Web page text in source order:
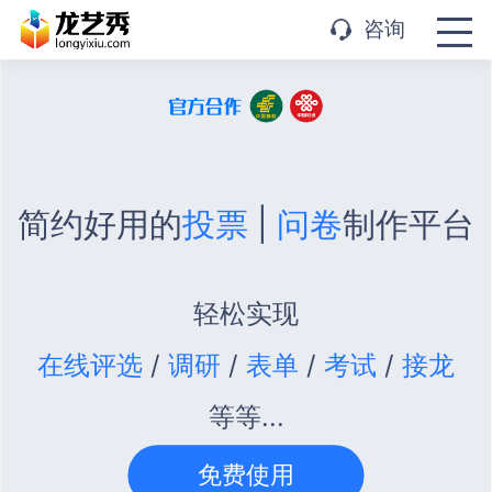
咨询
APP下载
简约好用的投票 问卷制作平台
轻松实现
在线评选 / 调研 / 表单 / 考试 / 接龙
等等...
免费使用